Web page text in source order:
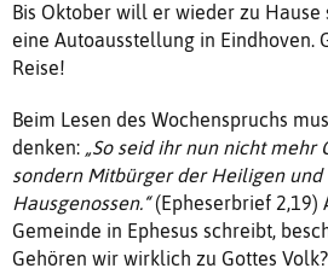
Bis Oktober will er wieder zu Hause
eine Autoausstellung in Eindhoven.
Reise!
Beim Lesen des Wochenspruchs
denken: „So seid ihr nun nicht mehr
sondern Mitbürger der Heiligen und
Hausgenossen.“(Epheserbrief 2,19)
Gemeinde in Ephesus schreibt,
Gehören wir wirklich zu Gottes